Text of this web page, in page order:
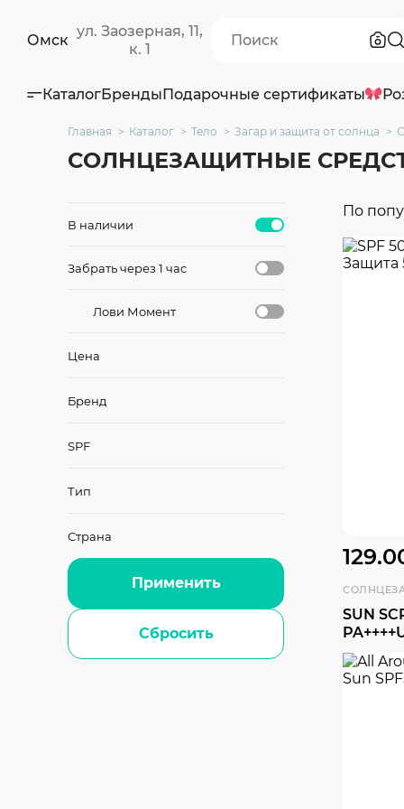
Омск
ул. Заозерная, 11,
к. 1
КаталогБрендыПодарочные сертификаты
Главная Каталог Тело Загар и защита от солнца
СОЛНЦЕЗАЩИТНЫЕ
В наличии
Забрать через 1 час
Лови Момент
Цена
Бренд
SPF
Тип
Страна
Применить
Сбросить
По
SUN